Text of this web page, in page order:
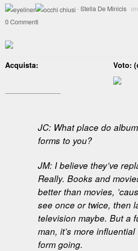
·Stella De Minicis on
0 Commenti
Acquista: Voto:
JC: What place do
forms to you?
JM: I believe they’ve
Really. Books and
better than movies,
see once or twice, then
television maybe. But a
man, it’s more
form going.